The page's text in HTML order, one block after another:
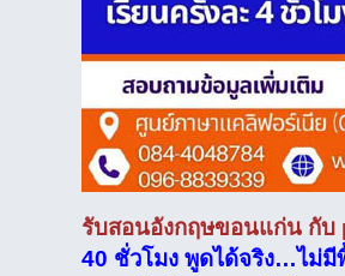
รับสอนอังกฤษขอนแก่น กับ
40 ชั่วโมง พูดได้จริง…ไม่มี